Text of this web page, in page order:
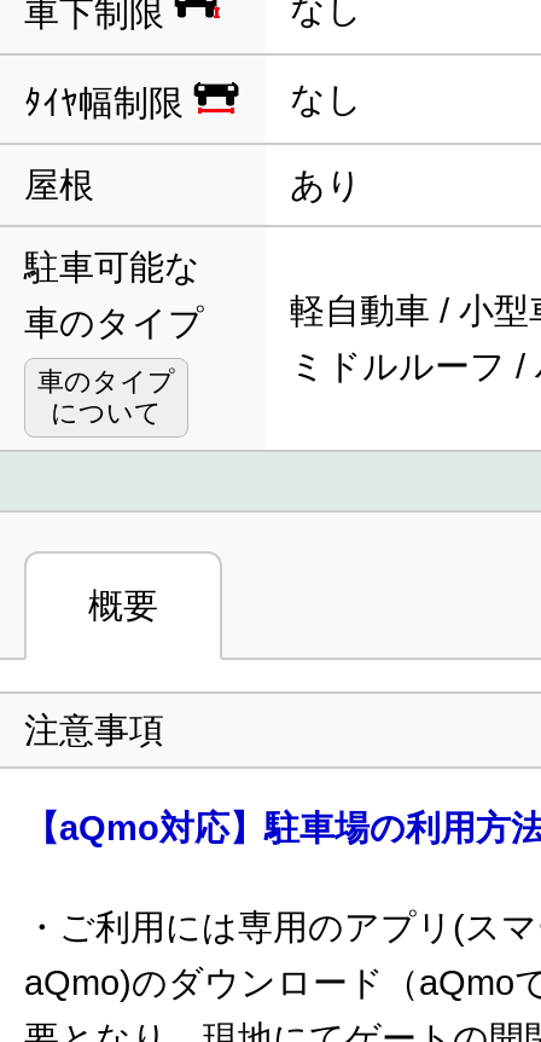
車下制限 なし
ﾀｲﾔ幅制限 なし
屋根 あり
駐車可能な
車のタイプ
車のタイプ
について
軽自動車 / 小型
ミドルルーフ /
概要
注意事項
【aQmo対応】駐車場の利用方
・ご利用には専用のアプリ(ス
aQmo)のダウンロード（aQmo